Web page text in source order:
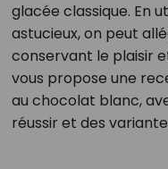
glacée classique. En
astucieux, on peut
conservant le plaisir
vous propose une
au chocolat blanc,
réussir et des